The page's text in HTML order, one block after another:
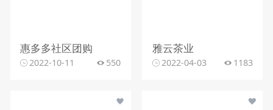
惠多多社区团购
2022-10-11 550
雅云茶业
2022-04-03 1183